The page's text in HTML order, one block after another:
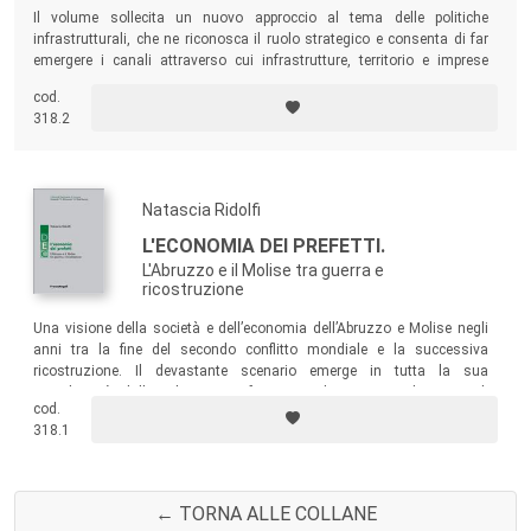
- nel caso in cui i pareri dei Revisori siano entrambi
pienamente favorevoli, si procede alla pubblicazione; in casi
diversi, all’adeguamento del lavoro in base alle osservazioni
formulate dai Revisori ed eventualmente dal Referente, cui
il lavoro stesso viene nuovamente sottoposto per una
Coordinatore della Collana
Direttore del Dipartimento
Comitato Scientifico della Collana
Area Economica
Prof. Domenico Scalera (Ordinario SECS-P/01 - Università
del Sannio)
† Prof. Giovanni Anania (Ordinario SECS-P/02 - Università
della Calabria)
Foggia e LUISS)
Il volume sollecita un nuovo approccio al tema delle politiche
infrastrutturali, che ne riconosca il ruolo strategico e consenta di far
emergere i canali attraverso cui infrastrutture, territorio e imprese
cod.
318.2
Natascia Ridolfi
L'ECONOMIA DEI PREFETTI.
L'Abruzzo e il Molise tra guerra e
ricostruzione
Una visione della società e dell’economia dell’Abruzzo e Molise negli
anni tra la fine del secondo conflitto mondiale e la successiva
ricostruzione. Il devastante scenario emerge in tutta la sua
dell’Arma dei Carabinieri, che offrono inediti e interessanti spunti di
riflessione sulla struttura economica dell’Italia di quel periodo.
cod.
318.1
← TORNA ALLE COLLANE